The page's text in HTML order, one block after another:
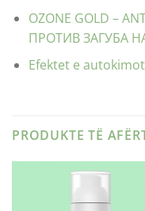
OZONE GOLD –
ПРОТИВ ЗАГУБА
Efektet e
PRODUKTE TË